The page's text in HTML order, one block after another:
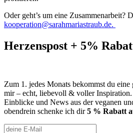
Oder geht’s um eine Zusammenarbeit?
kooperation@sarahmariastraub.de.
Herzenspost + 5%
Zum 1. jedes Monats bekommst du
mir – echt, liebevoll & voller
Einblicke und News aus der veganen
obendrein schenke ich dir5 % Rabatt